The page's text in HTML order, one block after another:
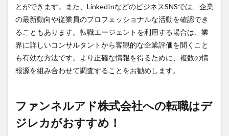
とができます。また、LinkedInなどのビジネスSNSでは、企業
の最新動向や従業員のプロフェッショナルな活動を確認でき
ることもあります。転職エージェントを利用する場合は、業
界に詳しいコンサルタントから客観的な企業評価を聞くこと
も有効な方法です。より正確な情報を得るために、複数の情
報源を組み合わせて調査することをお勧めします。
ファンネルアド株式会社への転職はデ
ジレカがおすすめ！